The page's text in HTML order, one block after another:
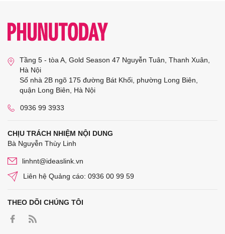
Tầng 5 - tòa A, Gold Season 47 Nguyễn Tuân, Thanh Xuân,
Hà Nội
Số nhà 2B ngõ 175 đường Bát Khối, phường Long Biên,
quận Long Biên, Hà Nội
0936 99 3933
CHỊU TRÁCH NHIỆM NỘI DUNG
Bà Nguyễn Thùy Linh
linhnt@ideaslink.vn
Liên hệ Quảng cáo: 0936 00 99 59
THEO DÕI CHÚNG TÔI